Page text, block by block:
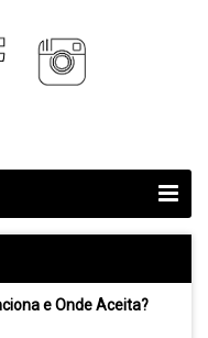
e Onde Aceita?